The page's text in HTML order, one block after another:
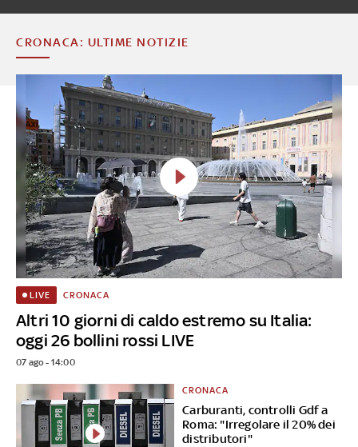
CRONACA: ULTIME NOTIZIE
Altri 10 giorni di caldo estremo su Italia:
oggi 26 bollini rossi LIVE
LIVE CRONACA
07 ago - 14:00
Carburanti, controlli Gdf a
Roma: "Irregolare il 20% dei
distributori"
CRONACA